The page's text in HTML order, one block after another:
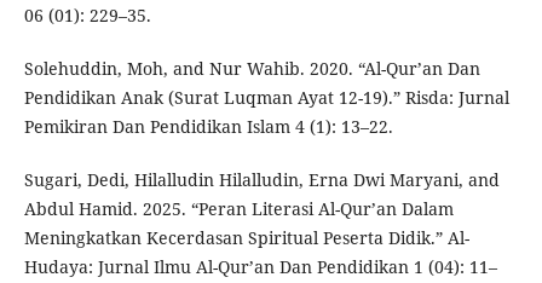
06 (01): 229–35.
Solehuddin, Moh, and Nur Wahib. 2020. “Al-Qur’an Dan
Pendidikan Anak (Surat Luqman Ayat 12-19).” Risda: Jurnal
Pemikiran Dan Pendidikan Islam 4 (1): 13–22.
Sugari, Dedi, Hilalludin Hilalludin, Erna Dwi Maryani, and
Abdul Hamid. 2025. “Peran Literasi Al-Qur’an Dalam
Meningkatkan Kecerdasan Spiritual Peserta Didik.” Al-
Hudaya: Jurnal Ilmu Al-Qur’an Dan Pendidikan 1 (04): 11–